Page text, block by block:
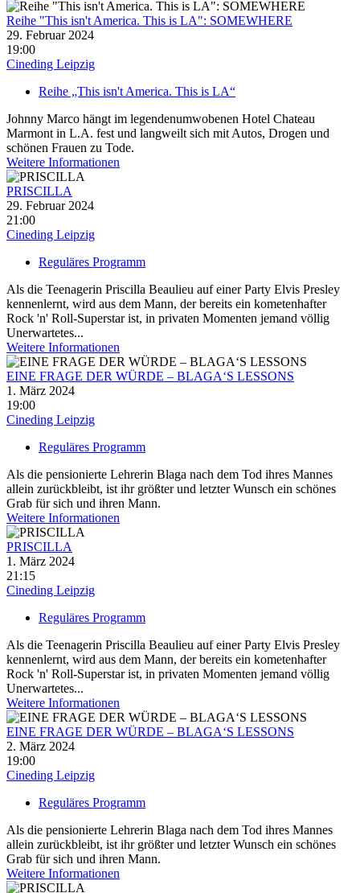
Reihe "This isn't America. This is LA": SOMEWHERE
29. Februar 2024
19:00
Cineding Leipzig
Reihe „This isn't America. This is LA“
Johnny Marco hängt im legendenumwobenen Hotel Chateau
Marmont in L.A. fest und langweilt sich mit Autos, Drogen und
schönen Frauen zu Tode.
Weitere Informationen
PRISCILLA
29. Februar 2024
21:00
Cineding Leipzig
Reguläres Programm
Als die Teenagerin Priscilla Beaulieu auf einer Party Elvis Presley
kennenlernt, wird aus dem Mann, der bereits ein kometenhafter
Rock 'n' Roll-Superstar ist, in privaten Momenten jemand völlig
Unerwartetes...
Weitere Informationen
EINE FRAGE DER WÜRDE – BLAGA‘S LESSONS
1. März 2024
19:00
Cineding Leipzig
Reguläres Programm
Als die pensionierte Lehrerin Blaga nach dem Tod ihres Mannes
allein zurückbleibt, ist ihr größter und letzter Wunsch ein schönes
Grab für sich und ihren Mann.
Weitere Informationen
PRISCILLA
1. März 2024
21:15
Cineding Leipzig
Reguläres Programm
Als die Teenagerin Priscilla Beaulieu auf einer Party Elvis Presley
kennenlernt, wird aus dem Mann, der bereits ein kometenhafter
Rock 'n' Roll-Superstar ist, in privaten Momenten jemand völlig
Unerwartetes...
Weitere Informationen
EINE FRAGE DER WÜRDE – BLAGA‘S LESSONS
2. März 2024
19:00
Cineding Leipzig
Reguläres Programm
Als die pensionierte Lehrerin Blaga nach dem Tod ihres Mannes
allein zurückbleibt, ist ihr größter und letzter Wunsch ein schönes
Grab für sich und ihren Mann.
Weitere Informationen